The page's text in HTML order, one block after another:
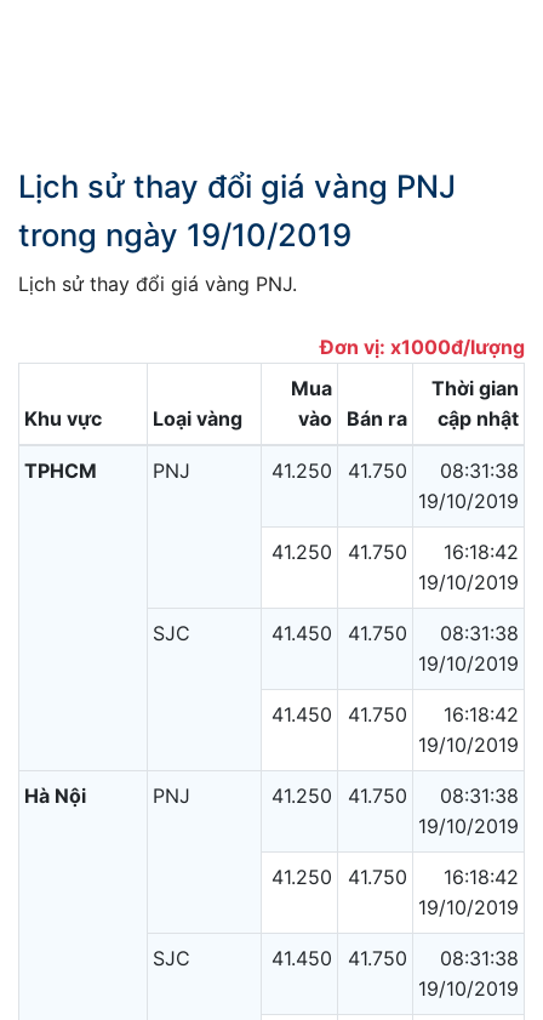
Lịch sử thay đổi giá vàng PNJ
trong ngày 19/10/2019
Lịch sử thay đổi giá vàng PNJ.
Đơn vị: x1000đ/lượng
Khu vực Loại vàng
Mua
vào
Bán ra
Thời gian
cập nhật
TPHCM PNJ 41.250 41.750
08:31:38
19/10/2019
41.250 41.750
16:18:42
19/10/2019
SJC 41.450 41.750
08:31:38
19/10/2019
41.450 41.750
16:18:42
19/10/2019
Hà Nội PNJ 41.250 41.750
08:31:38
19/10/2019
41.250 41.750
16:18:42
19/10/2019
SJC 41.450 41.750
08:31:38
19/10/2019